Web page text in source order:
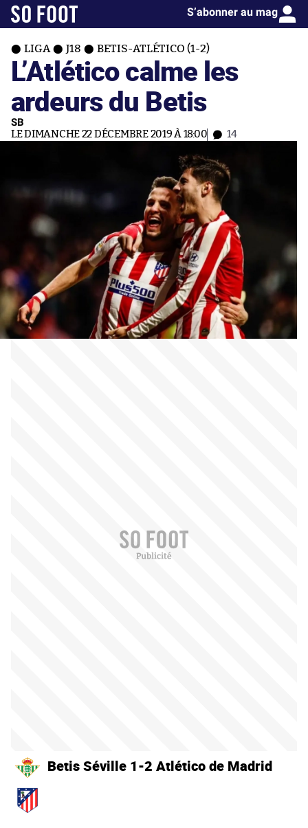
S’abonner au mag
LIGA J18 BETIS-ATLÉTICO (1-2)
L’Atlético calme les
ardeurs du Betis
SB
LE DIMANCHE 22 DÉCEMBRE 2019 À 18:00 14
Betis Séville 1-2 Atlético de Madrid